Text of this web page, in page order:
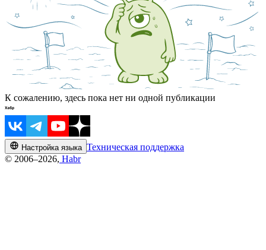
К сожалению, здесь пока нет ни одной публикации
Настройка языка Техническая поддержка
© 2006–2026, Habr